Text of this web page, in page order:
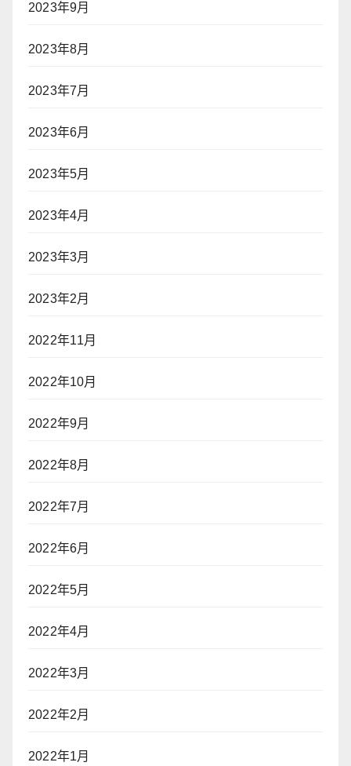
2023年9月
2023年8月
2023年7月
2023年6月
2023年5月
2023年4月
2023年3月
2023年2月
2022年11月
2022年10月
2022年9月
2022年8月
2022年7月
2022年6月
2022年5月
2022年4月
2022年3月
2022年2月
2022年1月